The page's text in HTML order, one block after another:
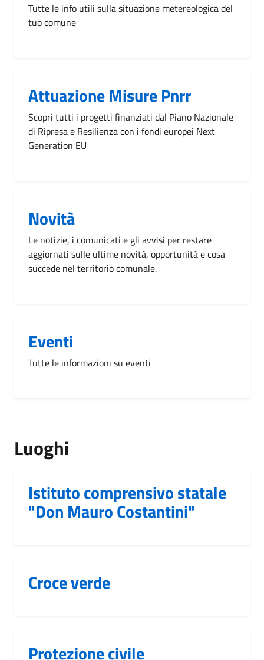
Tutte le info utili sulla situazione metereologica del
tuo comune
Attuazione Misure Pnrr
Scopri tutti i progetti finanziati dal Piano Nazionale
di Ripresa e Resilienza con i fondi europei Next
Generation EU
Novità
Le notizie, i comunicati e gli avvisi per restare
aggiornati sulle ultime novità, opportunità e cosa
succede nel territorio comunale.
Eventi
Tutte le informazioni su eventi
Luoghi
Istituto comprensivo statale
"Don Mauro Costantini"
Croce verde
Protezione civile